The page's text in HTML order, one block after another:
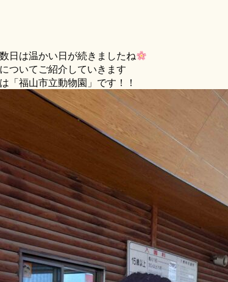
日は温かい日が続きましたね
ついてご紹介していきます
「福山市立動物園」です！！